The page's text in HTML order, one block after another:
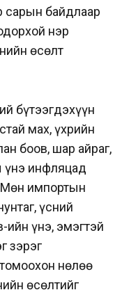
сарын байдлаар
нэр
өсөлт
бүтээгдэхүүн
мах, үхрийн
боов, шар айраг,
үнэ инфляцад
Мөн импортын
үсний
үнэ, эмэгтэй
зэрэг
нөлөө
өсөлтийг